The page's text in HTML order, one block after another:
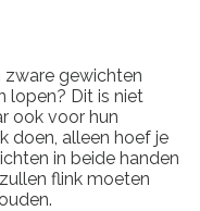
zware gewichten
lopen? Dit is niet
ook voor hun
doen, alleen hoef je
in beide handen
flink moeten